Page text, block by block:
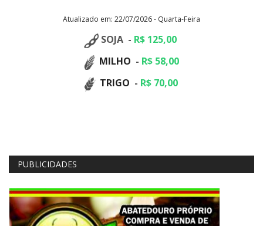
Atualizado em: 22/07/2026 - Quarta-Feira
SOJA - R$ 125,00
MILHO - R$ 58,00
TRIGO - R$ 70,00
PUBLICIDADES